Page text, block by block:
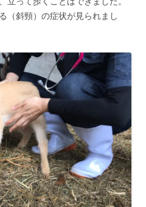
（斜頸）の症状が見られまし